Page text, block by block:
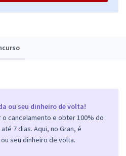
ou seu dinheiro de volta!
cancelamento e obter 100% do
7 dias. Aqui, no Gran, é
seu dinheiro de volta.